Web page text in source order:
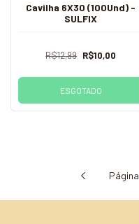
Cavilha 6X30 (100Und) -
SULFIX
R$12,99 R$10,00
ESGOTADO
Página